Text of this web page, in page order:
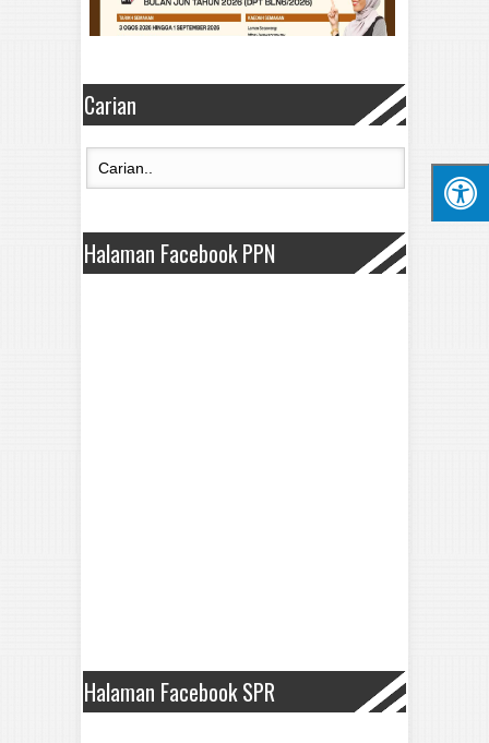
Carian
Halaman Facebook PPN
Halaman Facebook SPR